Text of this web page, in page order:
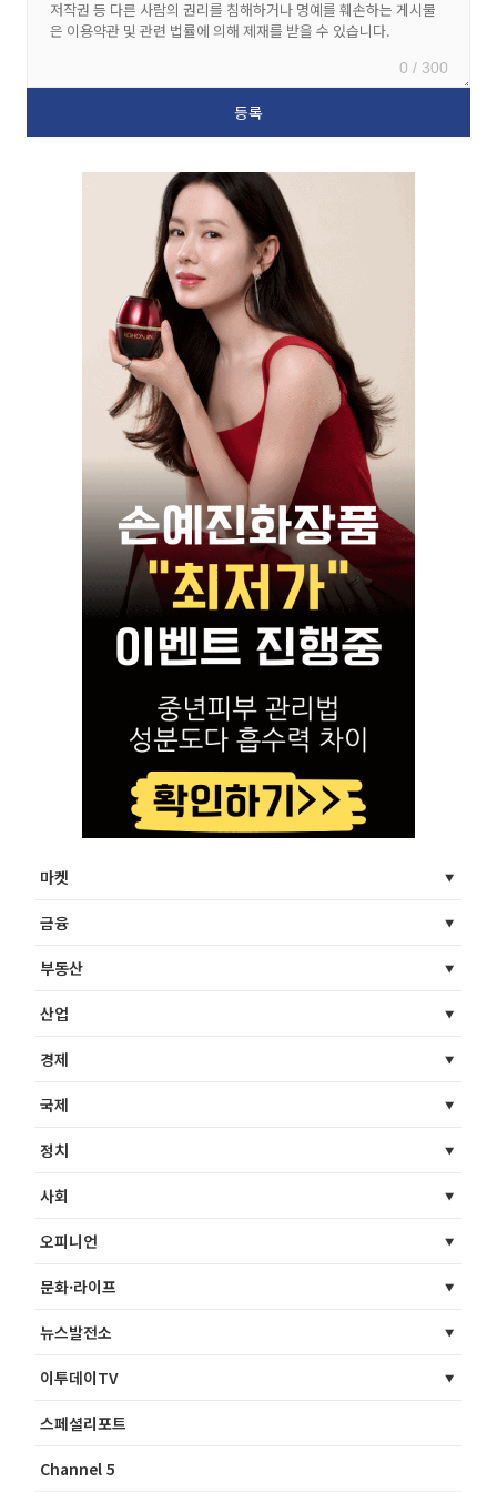
0 / 300
마켓
금융
부동산
산업
경제
국제
정치
사회
오피니언
문화·라이프
뉴스발전소
이투데이TV
스페셜리포트
Channel 5